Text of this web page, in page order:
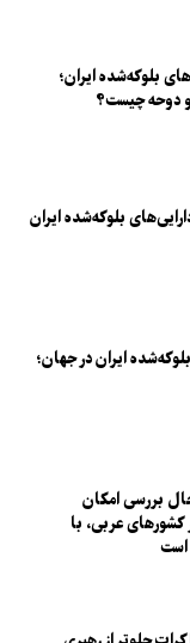
بلوکه‌شده ایران؛
دوحه چیست؟
بلوکه‌شده ایران
ایران در جهان؛
بررسی امکان
عربی، با
است